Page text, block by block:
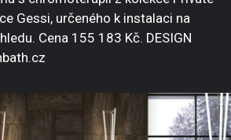
Gessi, určeného k instalaci na
Cena 155 183 Kč. DESIGN